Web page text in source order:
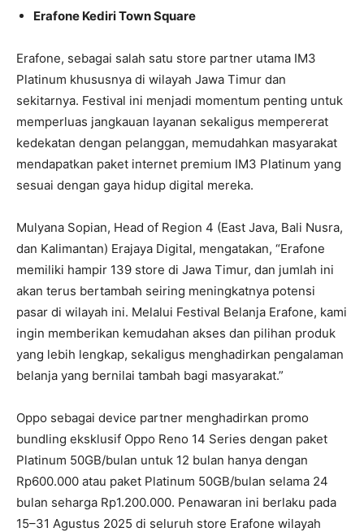
Erafone Kediri Town Square
Erafone, sebagai salah satu store partner utama IM3
Platinum khususnya di wilayah Jawa Timur dan
sekitarnya. Festival ini menjadi momentum penting untuk
memperluas jangkauan layanan sekaligus mempererat
kedekatan dengan pelanggan, memudahkan masyarakat
mendapatkan paket internet premium IM3 Platinum yang
sesuai dengan gaya hidup digital mereka.
Mulyana Sopian, Head of Region 4 (East Java, Bali Nusra,
dan Kalimantan) Erajaya Digital, mengatakan, “Erafone
memiliki hampir 139 store di Jawa Timur, dan jumlah ini
akan terus bertambah seiring meningkatnya potensi
pasar di wilayah ini. Melalui Festival Belanja Erafone, kami
ingin memberikan kemudahan akses dan pilihan produk
yang lebih lengkap, sekaligus menghadirkan pengalaman
belanja yang bernilai tambah bagi masyarakat.”
Oppo sebagai device partner menghadirkan promo
bundling eksklusif Oppo Reno 14 Series dengan paket
Platinum 50GB/bulan untuk 12 bulan hanya dengan
Rp600.000 atau paket Platinum 50GB/bulan selama 24
bulan seharga Rp1.200.000. Penawaran ini berlaku pada
15–31 Agustus 2025 di seluruh store Erafone wilayah